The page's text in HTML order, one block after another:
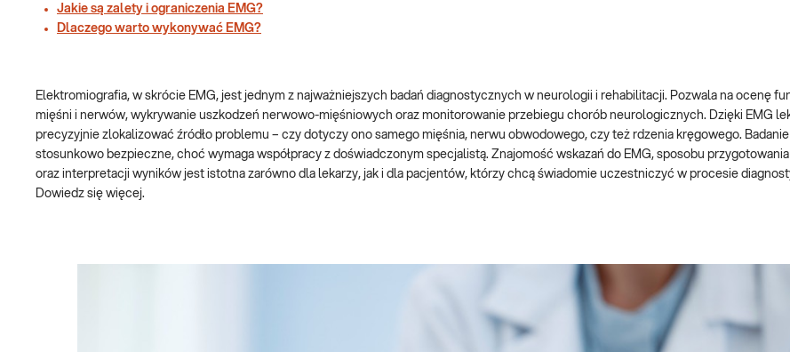
Jakie są zalety i ograniczenia EMG?
Dlaczego warto wykonywać EMG?
Elektromiografia, w skrócie EMG, jest jednym z najważniejszych badań diagnostycznych w neurologii i rehabilitacji. Pozwala na ocenę
mięśni i nerwów, wykrywanie uszkodzeń nerwowo-mięśniowych oraz monitorowanie przebiegu chorób neurologicznych. Dzięki EMG
precyzyjnie zlokalizować źródło problemu – czy dotyczy ono samego mięśnia, nerwu obwodowego, czy też rdzenia kręgowego.
stosunkowo bezpieczne, choć wymaga współpracy z doświadczonym specjalistą. Znajomość wskazań do EMG, sposobu przygotowania
oraz interpretacji wyników jest istotna zarówno dla lekarzy, jak i dla pacjentów, którzy chcą świadomie uczestniczyć w procesie
Dowiedz się więcej.